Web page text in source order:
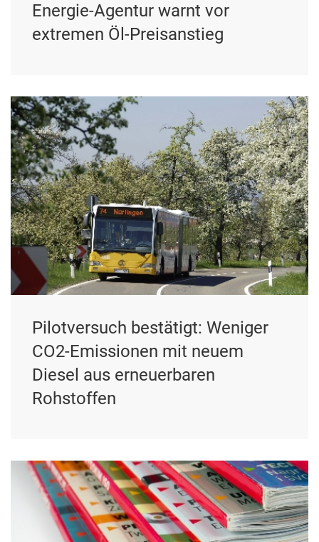
Energie-Agentur warnt vor
extremen Öl-Preisanstieg
Pilotversuch bestätigt: Weniger
CO2-Emissionen mit neuem
Diesel aus erneuerbaren
Rohstoffen